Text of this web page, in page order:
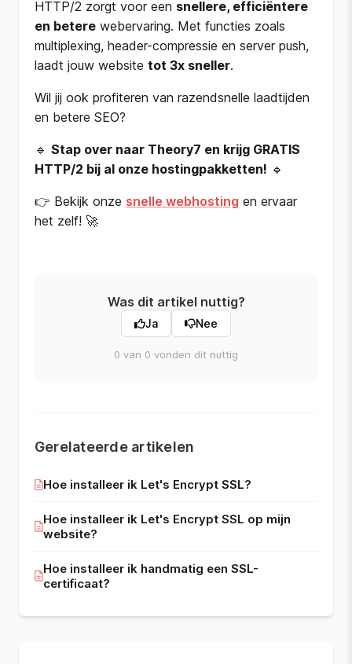
HTTP/2 zorgt voor een snellere, efficiëntere
en betere webervaring. Met functies zoals
multiplexing, header-compressie en server push,
laadt jouw website tot 3x sneller.
Wil jij ook profiteren van razendsnelle laadtijden
en betere SEO?
🔹 Stap over naar Theory7 en krijg GRATIS
HTTP/2 bij al onze hostingpakketten! 🔹
👉 Bekijk onze snelle webhosting en ervaar
het zelf! 🚀
Was dit artikel nuttig?
Ja Nee
0 van 0 vonden dit nuttig
Gerelateerde artikelen
Hoe installeer ik Let's Encrypt SSL?
Hoe installeer ik Let's Encrypt SSL op mijn
website?
Hoe installeer ik handmatig een SSL-
certificaat?